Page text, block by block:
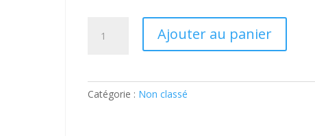
APERO
Ajouter au panier
Catégorie : Non classé